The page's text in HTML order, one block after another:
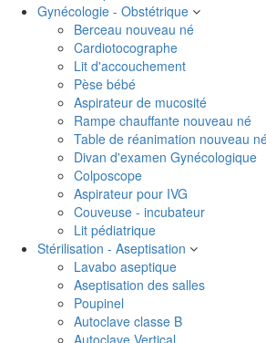
Gynécologie - Obstétrique
Berceau nouveau né
Cardiotocographe
Lit d'accouchement
Pèse bébé
Aspirateur de mucosité
Rampe chauffante nouveau né
Table de réanimation nouveau
Divan d'examen Gynécologique
Colposcope
Aspirateur pour IVG
Couveuse - incubateur
Lit pédiatrique
Stérilisation - Aseptisation
Lavabo aseptique
Aseptisation des salles
Poupinel
Autoclave classe B
Autoclave Vertical